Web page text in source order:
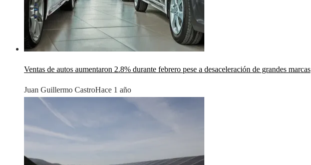
Ventas de autos aumentaron 2.8% durante febrero pese a desaceleración de grandes marcas
Juan Guillermo CastroHace 1 año